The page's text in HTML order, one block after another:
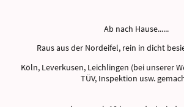
Ab nach Hause......
Raus aus der Nordeifel, rein in dicht
Köln, Leverkusen, Leichlingen (bei unserer
TÜV, Inspektion usw.